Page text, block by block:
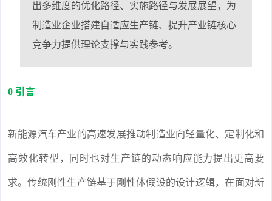
出多维度的优化路径、实施路径与发展展望，为
制造业企业搭建自适应生产链、提升产业链核心
竞争力提供理论支撑与实践参考。
0 引言
新能源汽车产业的高速发展推动制造业向轻量化、定制化和
高效化转型，同时也对生产链的动态响应能力提出更高要
求。传统刚性生产链基于刚性体假设的设计逻辑，在面对新